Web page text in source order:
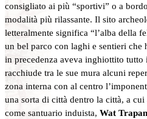
consigliato ai più “sportivi” o a
modalità più rilassante. Il sito
letteralmente significa “l’alba della
un bel parco con laghi e sentieri che
in precedenza aveva inghiottito
racchiude tra le sue mura alcuni
zona interna con al centro
una sorta di città dentro la città, a cui
come santuario induista, Wat